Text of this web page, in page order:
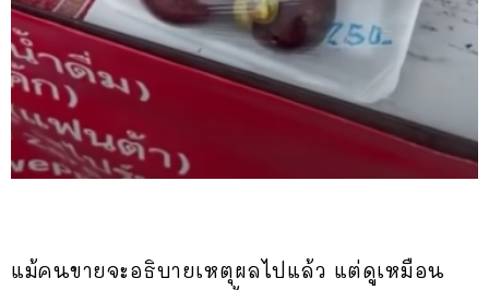
แม้คนขายจะอธิบายเหตุผลไปแล้ว แต่ดูเหมือน